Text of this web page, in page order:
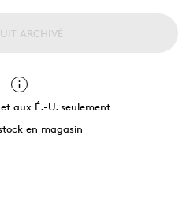
ARCHIVÉ
aux É.-U. seulement
en magasin